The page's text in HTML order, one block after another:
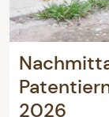
2026